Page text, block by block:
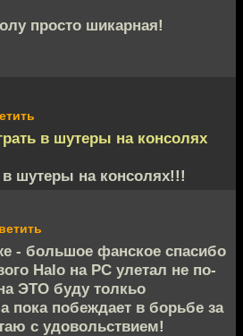
просто шикарная!
в шутеры на консолях
шутеры на консолях!!!
- большое фанское спасибо
Halo на PC улетал не по-
ЭТО буду толкьо
пока побеждает в борьбе за
с удовольствием!